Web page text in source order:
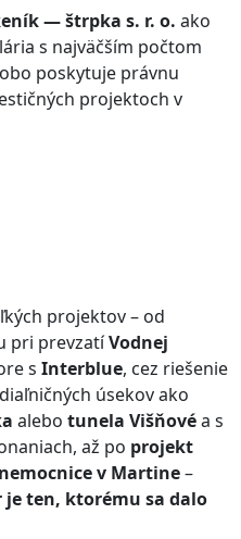
— štrpka s. r. o. ako
s najväčším počtom
poskytuje právnu
projektoch v
projektov – od
pri prevzatíVodnej
s Interblue, cez riešenie
úsekov ako
alebo tunela Višňovéa s
až po projekt
v Martine–
je ten, ktorému sa dalo